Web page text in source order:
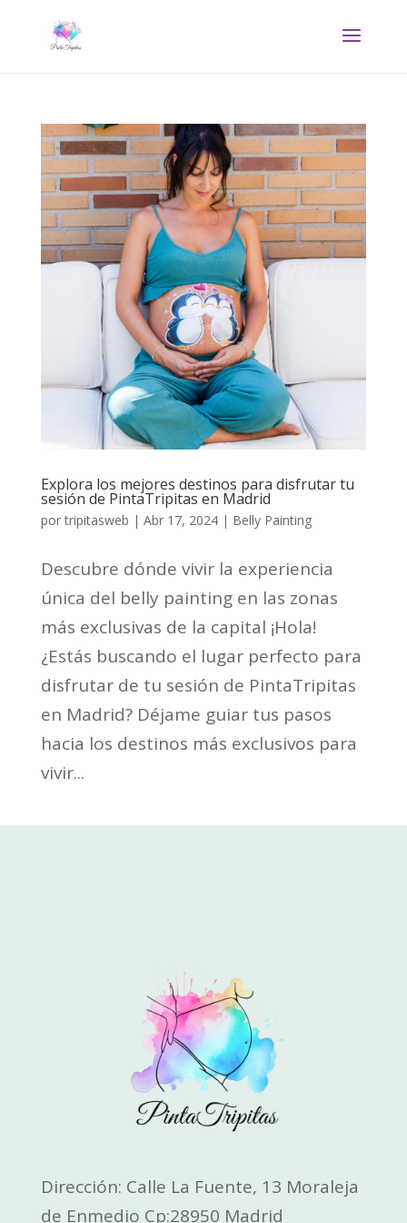
Explora los mejores destinos para disfrutar tu
sesión de PintaTripitas en Madrid
portripitasweb | Abr 17, 2024| Belly Painting
Descubre dónde vivir la experiencia
única del belly painting en las zonas
más exclusivas de la capital ¡Hola!
¿Estás buscando el lugar perfecto para
disfrutar de tu sesión de PintaTripitas
en Madrid? Déjame guiar tus pasos
hacia los destinos más exclusivos para
vivir...
Dirección: Calle La Fuente, 13 Moraleja
de Enmedio Cp:28950 Madrid